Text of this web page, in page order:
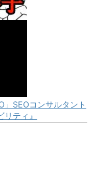
」SEOコンサルタント
ティ』